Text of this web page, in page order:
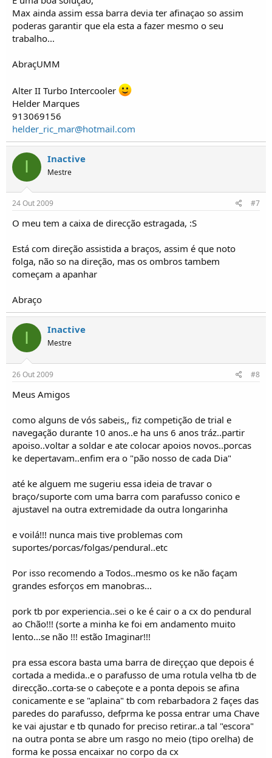
Max ainda assim essa barra devia ter afinaçao so assim
poderas garantir que ela esta a fazer mesmo o seu
trabalho...
AbraçUMM
Alter II Turbo Intercooler
Helder Marques
913069156
helder_ric_mar@hotmail.com
I Inactive
Mestre
24 Out 2009 #7
O meu tem a caixa de direcção estragada, :S
Está com direção assistida a braços, assim é que noto
folga, não so na direção, mas os ombros tambem
começam a apanhar
Abraço
I Inactive
Mestre
26 Out 2009 #8
Meus Amigos
como alguns de vós sabeis,, fiz competição de trial e
navegação durante 10 anos..e ha uns 6 anos tráz..partir
apoiso..voltar a soldar e ate colocar apoios novos..porcas
ke depertavam..enfim era o "pão nosso de cada Dia"
até ke alguem me sugeriu essa ideia de travar o
braço/suporte com uma barra com parafusso conico e
ajustavel na outra extremidade da outra longarinha
e voilá!!! nunca mais tive problemas com
suportes/porcas/folgas/pendural..etc
Por isso recomendo a Todos..mesmo os ke não façam
grandes esforços em manobras...
pork tb por experiencia..sei o ke é cair o a cx do pendural
ao Chão!!! (sorte a minha ke foi em andamento muito
lento...se não !!! estão Imaginar!!!
pra essa escora basta uma barra de direççao que depois é
cortada a medida..e o parafusso de uma rotula velha tb de
direcção..corta-se o cabeçote e a ponta depois se afina
conicamente e se "aplaina" tb com rebarbadora 2 façes das
paredes do parafusso, defprma ke possa entrar uma Chave
ke vai ajustar e tb qunado for preciso retirar..a tal "escora"
na outra ponta se abre um rasgo no meio (tipo orelha) de
forma ke possa encaixar no corpo da cx